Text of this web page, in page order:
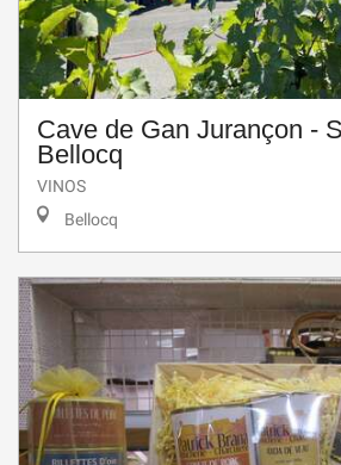
Cave de Gan Jurançon -
Bellocq
VINOS
Bellocq